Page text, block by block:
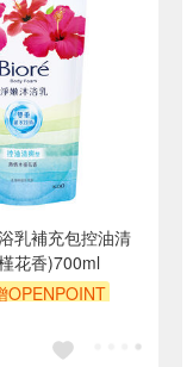
乳補充包控油清
花香)700ml
OPENPOINT